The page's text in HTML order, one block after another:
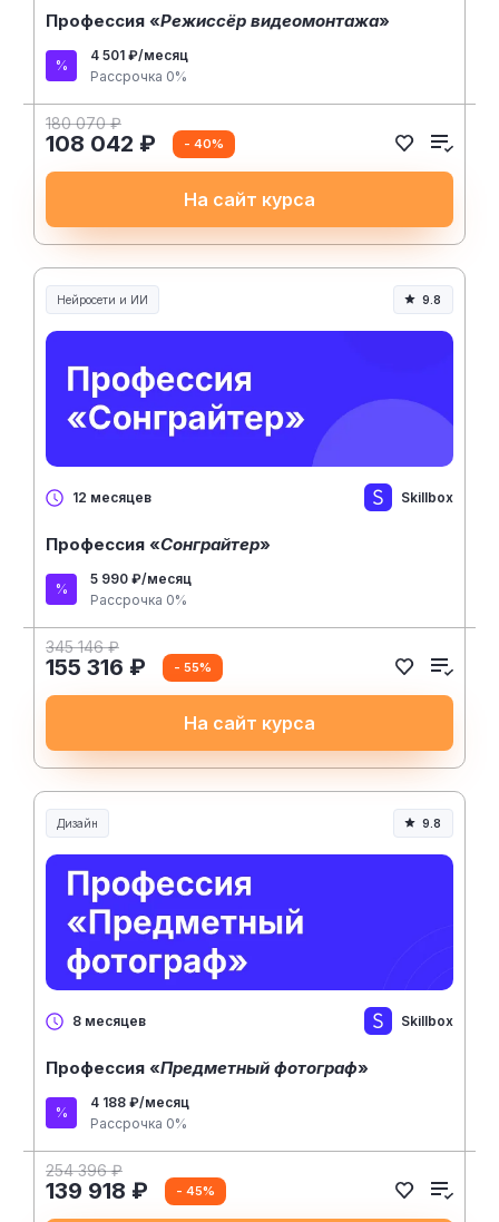
Профессия «Режиссёр видеомонтажа»
4 501 ₽/месяц
Рассрочка 0%
180 070 ₽
108 042 ₽ - 40%
На сайт курса
Нейросети и ИИ
Нейросети и искусственный интеллект
9.8
12 месяцев Skillbox
Профессия «Сонграйтер»
5 990 ₽/месяц
Рассрочка 0%
345 146 ₽
155 316 ₽ - 55%
На сайт курса
Дизайн 9.8
8 месяцев Skillbox
Профессия «Предметный фотограф»
4 188 ₽/месяц
Рассрочка 0%
254 396 ₽
139 918 ₽ - 45%